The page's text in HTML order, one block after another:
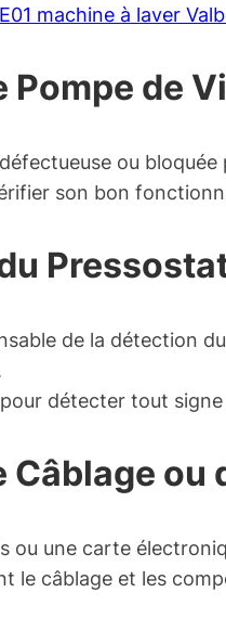
machine à laver
Pompe de
ou bloquée
son bon
de la détection
détecter tout
Câblage
ou une carte
le câblage et les